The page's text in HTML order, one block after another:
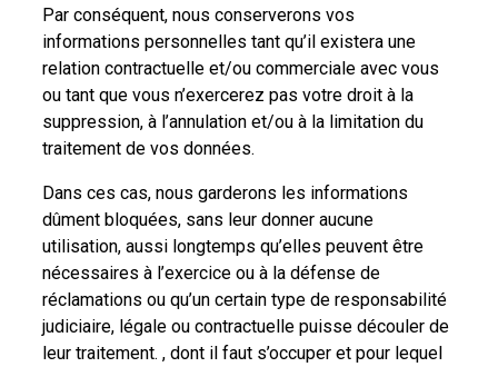
Par conséquent, nous conserverons vos
informations personnelles tant qu’il existera une
relation contractuelle et/ou commerciale avec vous
ou tant que vous n’exercerez pas votre droit à la
suppression, à l’annulation et/ou à la limitation du
traitement de vos données.
Dans ces cas, nous garderons les informations
dûment bloquées, sans leur donner aucune
utilisation, aussi longtemps qu’elles peuvent être
nécessaires à l’exercice ou à la défense de
réclamations ou qu’un certain type de responsabilité
judiciaire, légale ou contractuelle puisse découler de
leur traitement. , dont il faut s’occuper et pour lequel